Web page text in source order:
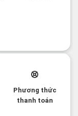
Phương thức
thanh toán